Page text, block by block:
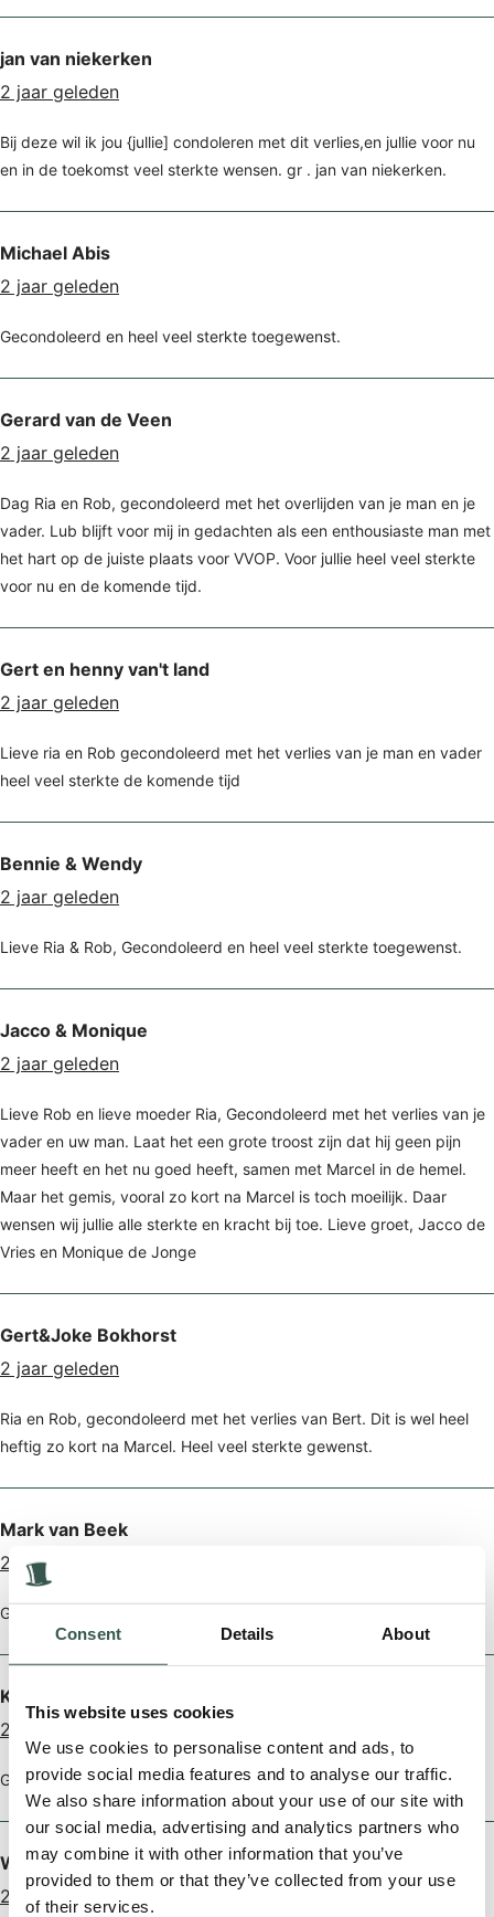
Consent Details About
This website uses cookies
We use cookies to personalise content and ads, to
provide social media features and to analyse our traffic.
We also share information about your use of our site with
our social media, advertising and analytics partners who
may combine it with other information that you’ve
provided to them or that they’ve collected from your use
of their services.
jan van niekerken
2 jaar geleden
Bij deze wil ik jou {jullie] condoleren met dit verlies,en jullie voor nu
en in de toekomst veel sterkte wensen. gr . jan van niekerken.
Michael Abis
2 jaar geleden
Gecondoleerd en heel veel sterkte toegewenst.
Gerard van de Veen
2 jaar geleden
Dag Ria en Rob, gecondoleerd met het overlijden van je man en je
vader. Lub blijft voor mij in gedachten als een enthousiaste man met
het hart op de juiste plaats voor VVOP. Voor jullie heel veel sterkte
voor nu en de komende tijd.
Gert en henny van't land
2 jaar geleden
Lieve ria en Rob gecondoleerd met het verlies van je man en vader
heel veel sterkte de komende tijd
Bennie & Wendy
2 jaar geleden
Lieve Ria & Rob, Gecondoleerd en heel veel sterkte toegewenst.
Jacco & Monique
2 jaar geleden
Lieve Rob en lieve moeder Ria, Gecondoleerd met het verlies van je
vader en uw man. Laat het een grote troost zijn dat hij geen pijn
meer heeft en het nu goed heeft, samen met Marcel in de hemel.
Maar het gemis, vooral zo kort na Marcel is toch moeilijk. Daar
wensen wij jullie alle sterkte en kracht bij toe. Lieve groet, Jacco de
Vries en Monique de Jonge
Gert&Joke Bokhorst
2 jaar geleden
Ria en Rob, gecondoleerd met het verlies van Bert. Dit is wel heel
heftig zo kort na Marcel. Heel veel sterkte gewenst.
Mark van Beek
2 jaar geleden
Gecondoleerd en heel veel strekte met dit grote verlies.
Kevin Schuit
2 jaar geleden
Gecondoleerd met dit verlies, heel veel sterkte toegewenst.
Wilco & Els en kids
2 jaar geleden